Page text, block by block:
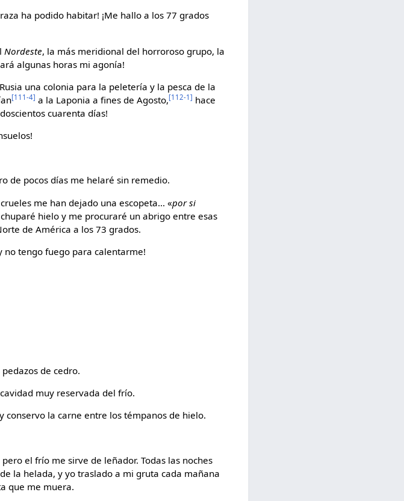
ha podido habitar! ¡Me hallo a los 77 grados
Nordeste, la más meridional del horroroso grupo, la
algunas horas mi agonía!
una colonia para la peletería y la pesca de la
[111-4] a la Laponia a fines de Agosto,[112-1] hace
cuarenta días!
de pocos días me helaré sin remedio.
me han dejado una escopeta... «por si
hielo y me procuraré un abrigo entre esas
de América a los 73 grados.
no tengo fuego para calentarme!
de cedro.
muy reservada del frío.
conservo la carne entre los témpanos de hielo.
el frío me sirve de leñador. Todas las noches
la helada, y yo traslado a mi gruta cada mañana
que me muera.